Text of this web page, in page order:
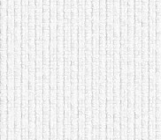
Особенно это актуально
для однокомнатных
квартир.